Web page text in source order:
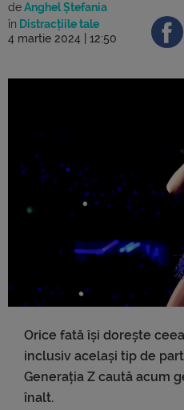
deAnghel Ștefania
în Distracțiile tale
4 martie 2024 | 12:50
Orice fată își dorește
inclusiv același tip de
Generația Z caută acum
înalt.